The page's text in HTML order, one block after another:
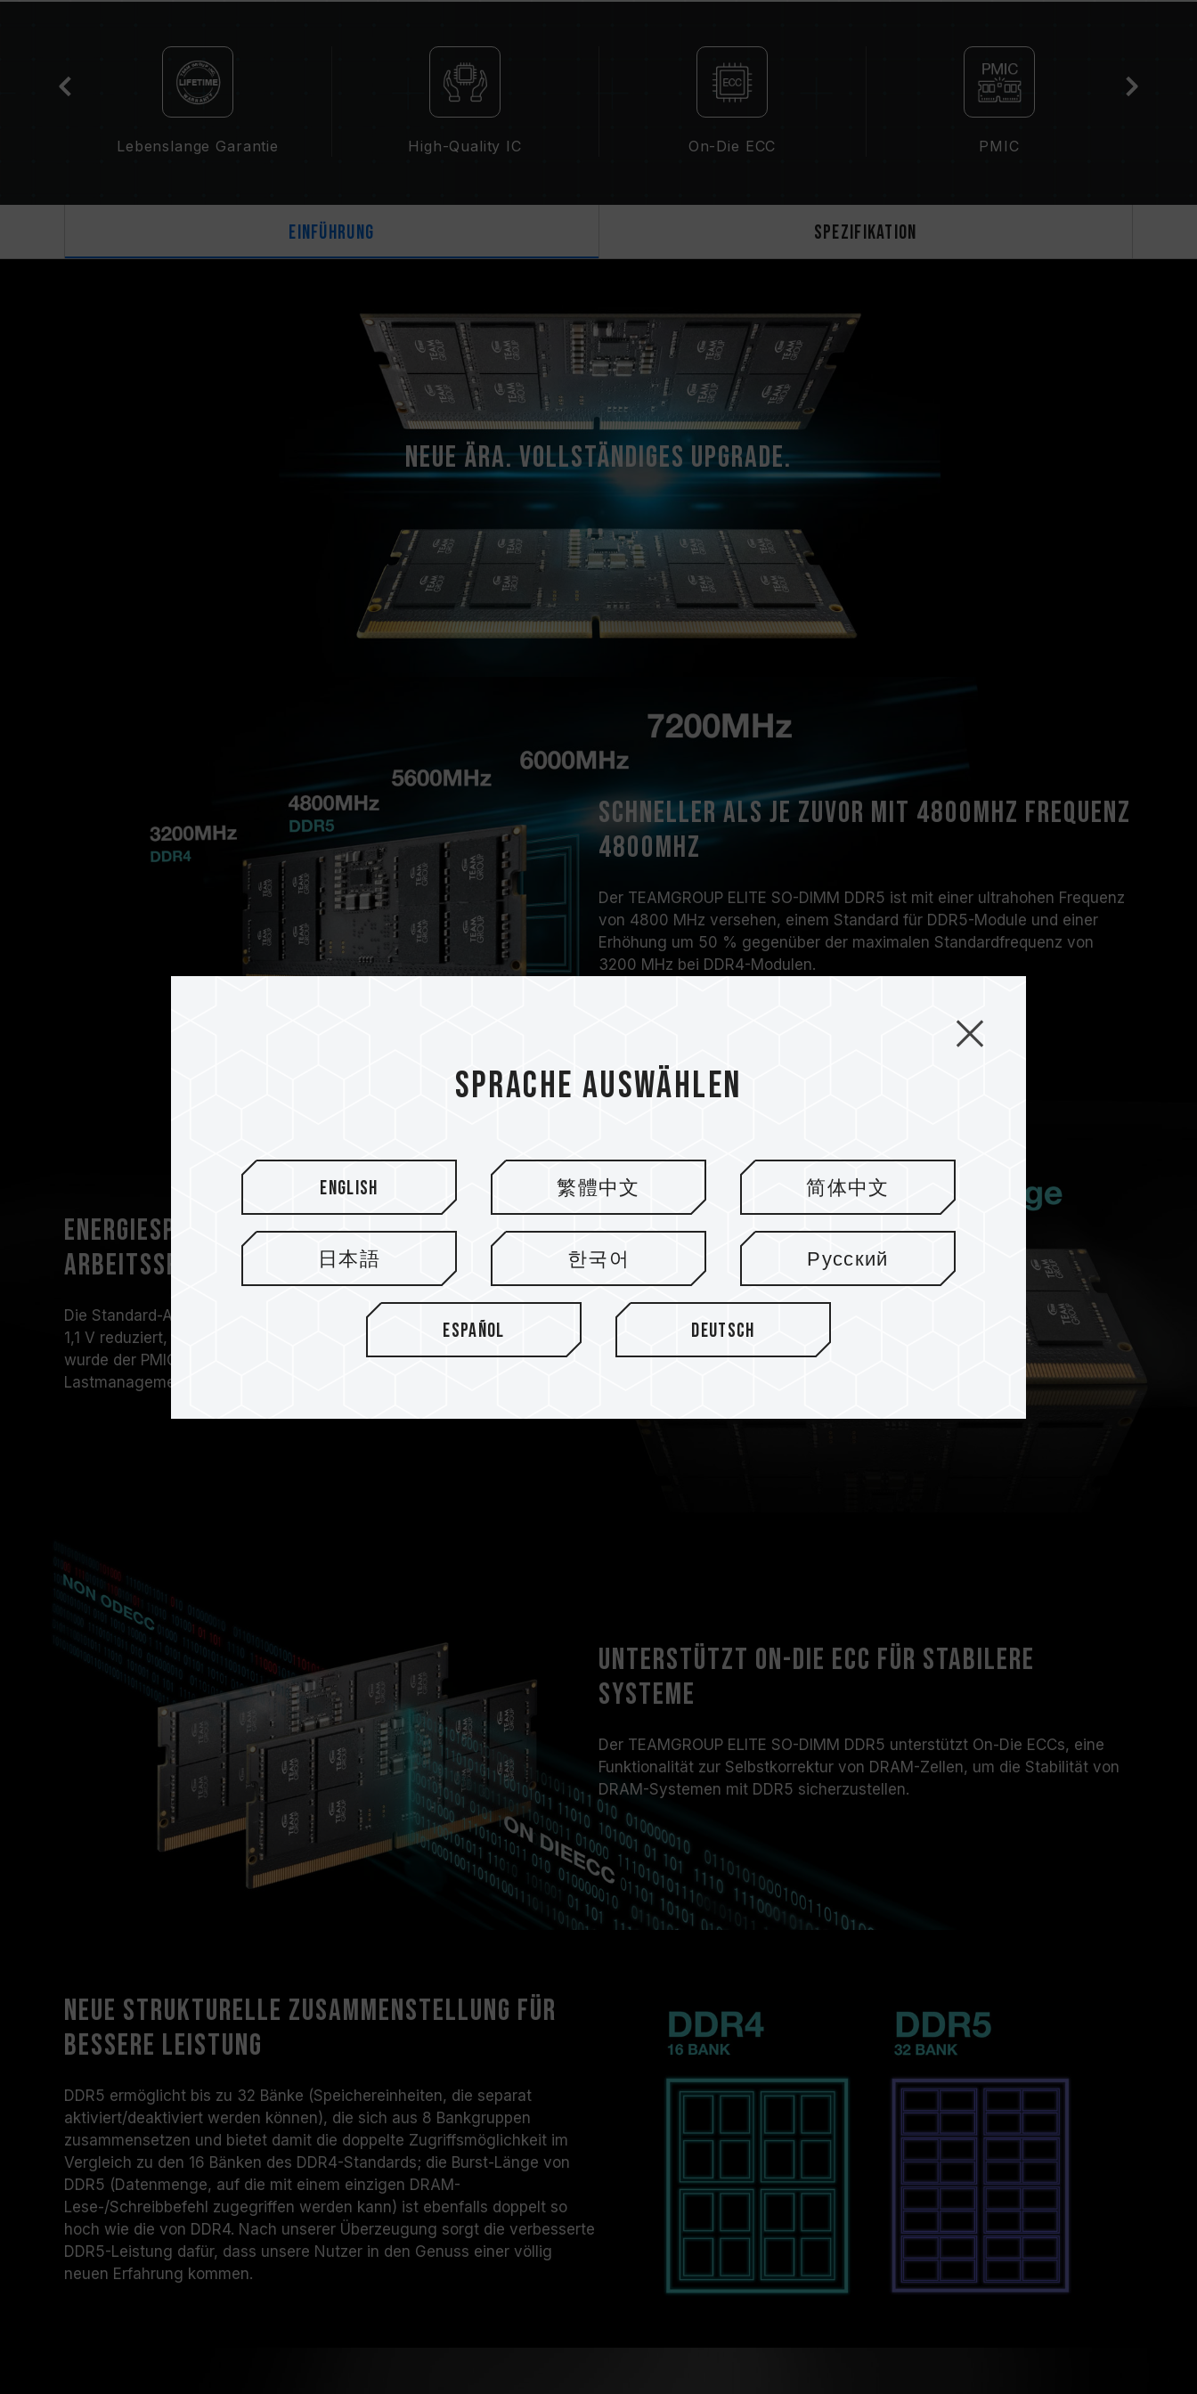
beeinflussen.
Einstellungen des Systems und der Kompatibilität von Motherboard und CPU ab.
Wenn XMP 3.0 (Intel) oder EXPO (AMD) nicht aktiviert ist, läuft der Speicher mit
der SPD-Standardfrequenz (JEDEC-Standard), z. B. DDR5-4800 (oder
niedriger). Dies ist ein typisches Phänomen und kein Produktfehler.
Hauptplatinen können die angegebene Frequenz nicht erreichen, da die
ist nicht Teil des JEDEC-Standards und kann die Systemstabilität beinträchtigen.
Falls die Übertaktung zur Instabilität des Systems führt, kehren Sie bitte zu den
BIOS-Standardeinstellungen zurück.
Vergewissern Sie sich, dass Ihr Motherboard und Ihr Prozessor die
entsprechenden Übertaktungstechnologien (XMP 3.0 / EXPO) unterstützen;
andernfalls erreicht der Speicher eventuell nicht die angegebene
Übertaktungsfrequenz.
TEAMGROUP-Speichermodule werden unter normalen Spannungsbedingungen
getestet. Bei Problemen mit dem Prozessor oder dem Motherboard wenden Sie
sich bitte an den jeweiligen Kundendienst des Prozessor- oder Motherboard-
Herstellers.
Lebenslange Garantie High-Quality IC On-Die ECC PMIC
Einführung Spezifikation
Neue Ära. Vollständiges Upgrade.
Schneller als je zuvor mit 4800MHz Frequenz
4800MHz
Der TEAMGROUP ELITE SO-DIMM DDR5 ist mit einer ultrahohen Frequenz
von 4800 MHz versehen, einem Standard für DDR5-Module und einer
Erhöhung um 50 % gegenüber der maximalen Standardfrequenz von
3200 MHz bei DDR4-Modulen.
Energiesparend mit energieeffizienter 1,1 V
Arbeitsspannung
Die Standard-Arbeitsspannung wurde von den 1,2 V der DDR4-Module auf
1,1 V reduziert, um die Akkulaufzeit von Laptops zu verbessern. Außerdem
wurde der PMIC vom Motherboard in den RAM verlagert, um ein effektives
Lastmanagement und minimale Störeinflüsse zu gewährleisten.
Unterstützt On-Die ECC für stabilere
Systeme
Der TEAMGROUP ELITE SO-DIMM DDR5 unterstützt On-Die ECCs, eine
Funktionalität zur Selbstkorrektur von DRAM-Zellen, um die Stabilität von
DRAM-Systemen mit DDR5 sicherzustellen.
Neue strukturelle Zusammenstellung für
bessere Leistung
DDR5 ermöglicht bis zu 32 Bänke (Speichereinheiten, die separat
aktiviert/deaktiviert werden können), die sich aus 8 Bankgruppen
zusammensetzen und bietet damit die doppelte Zugriffsmöglichkeit im
Vergleich zu den 16 Bänken des DDR4-Standards; die Burst-Länge von
DDR5 (Datenmenge, auf die mit einem einzigen DRAM-
Lese-/Schreibbefehl zugegriffen werden kann) ist ebenfalls doppelt so
hoch wie die von DDR4. Nach unserer Überzeugung sorgt die verbesserte
DDR5-Leistung dafür, dass unsere Nutzer in den Genuss einer völlig
neuen Erfahrung kommen.
Sprache auswählen
English 繁體中文 简体中文
日本語 한국어 Русский
Español Deutsch